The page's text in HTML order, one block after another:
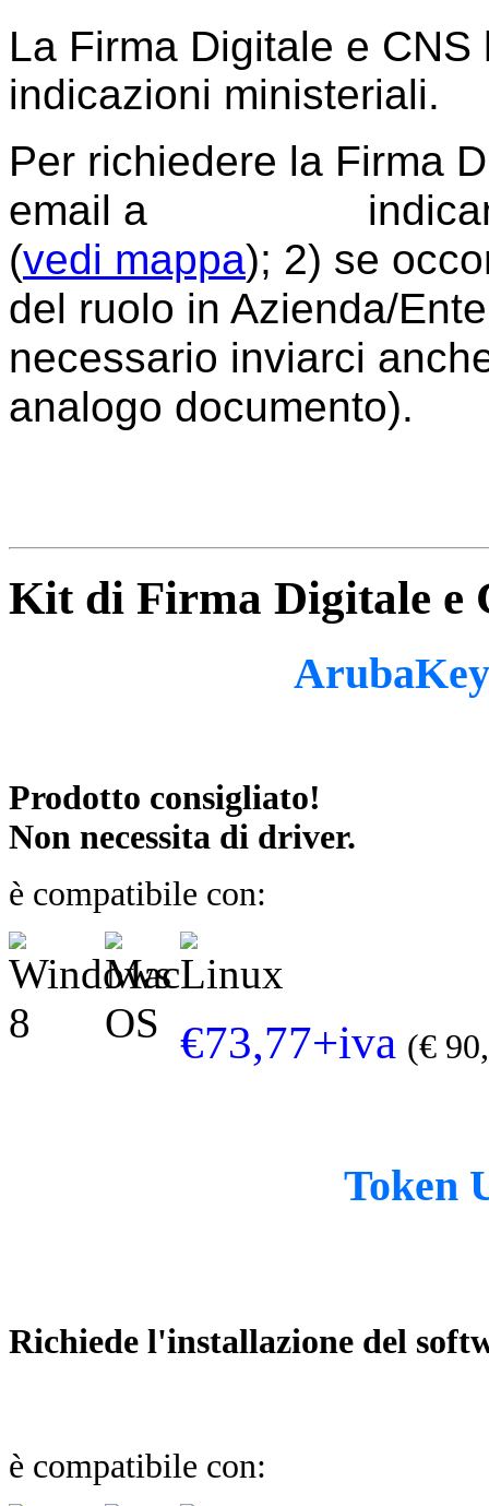
La Firma Digitale e
indicazioni ministeriali.
Per richiedere la Firma
email a
(vedi mappa); 2) se
del ruolo in Azienda/
necessario inviarci
analogo documento).
Kit di Firma Digitale e
Prodotto consigliato!
Non necessita di driver.
è compatibile con:
€73,77+iva (€
Token
Richiede l'installazione del
è compatibile con: